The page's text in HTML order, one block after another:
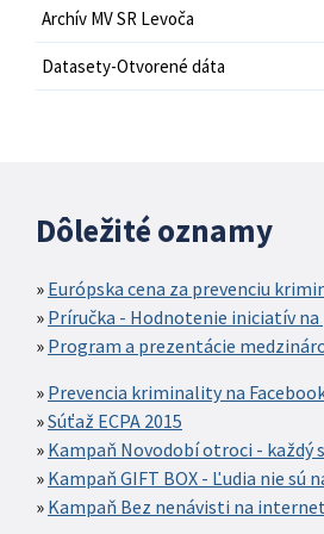
Archív MV SR Levoča
Datasety-Otvorené dáta
Dôležité oznamy
Európska cena za prevenciu
Príručka - Hodnotenie iniciatív
Program a prezentácie
Prevencia kriminality na
Súťaž ECPA 2015
Kampaň Novodobí otroci - každý
Kampaň GIFT BOX - Ľudia nie sú
Kampaň Bez nenávisti na